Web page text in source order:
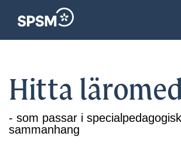
Hitta
- som passar i
sammanhang